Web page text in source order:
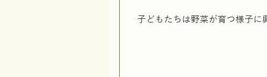
子どもたちは野菜が育つ様子に